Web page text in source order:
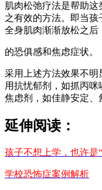
肌肉松弛疗法是帮助
之有效的方法。即当
全身肌肉渐渐放松之后
的恐俱感和焦虑症状。
采用上述方法效果不
用抗忧郁剂，如抓丙
焦虑剂，如佳静安定、
延伸阅读：
孩子不想上学，也许是
学校恐怖症案例解析